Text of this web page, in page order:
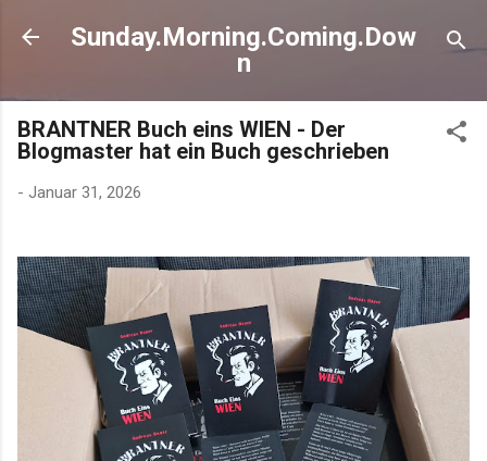
Direkt zum Hauptbereich
Sunday.Morning.Coming.Dow
n
BRANTNER Buch eins WIEN - Der
Blogmaster hat ein Buch geschrieben
- Januar 31, 2026